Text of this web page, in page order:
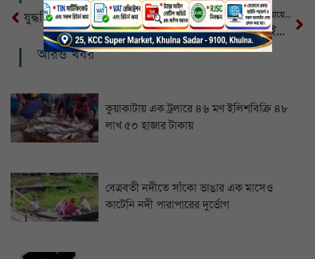
যুদ্ধবিরতি ঘোষণার মধ্যে ইসরায়েলে ইরানের ক্ষেপণাস্ত্র হামলা, নিহত ৩ ইরানি ক্ষেপণাস্ত্র হামলার বিষয়ে ইসরায়েলের সতর্কতা জারি
এক ঘণ্টায় ছয় দফা মিসাইল ছুড়ে যুদ্ধবিরতির ঘোষণা ইরানের
আরও খবর
কুয়াকাটায় এক ট্রলারে ৪৬ মণ ইলিশবিক্রি ৪৮
লাখ ৫০ হাজার টাকায়
বেত্রবতী নদীতে সাঁকো ভাঙার এক মাসেও
কাটেনি নদী পারাপারের দুর্ভোগ